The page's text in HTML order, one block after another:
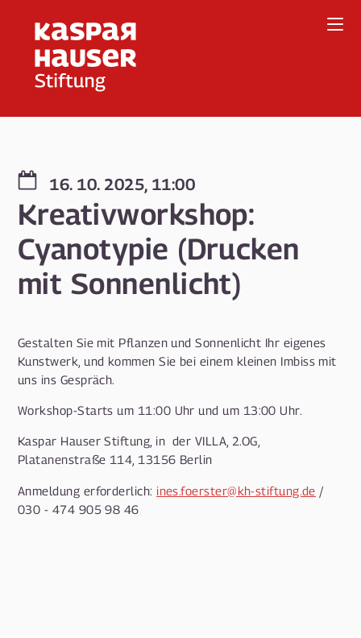
16. 10. 2025, 11:00
Kreativworkshop:
Cyanotypie (Drucken
mit Sonnenlicht)
Gestalten Sie mit Pflanzen und Sonnenlicht Ihr eigenes
Kunstwerk, und kommen Sie bei einem kleinen Imbiss mit
uns ins Gespräch.
Workshop-Starts um 11:00 Uhr und um 13:00 Uhr.
Kaspar Hauser Stiftung, in der VILLA, 2.OG,
Platanenstraße 114, 13156 Berlin
Anmeldung erforderlich: ines.foerster@kh-stiftung.de /
030 - 474 905 98 46